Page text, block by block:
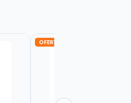
OFERTA